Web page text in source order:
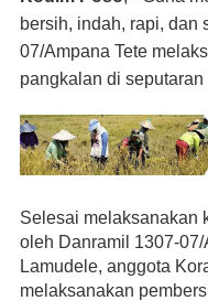
bersih, indah, rapi, dan
07/Ampana Tete
pangkalan di
Selesai melaksanakan
oleh Danramil 1307-
Lamudele, anggota
melaksanakan